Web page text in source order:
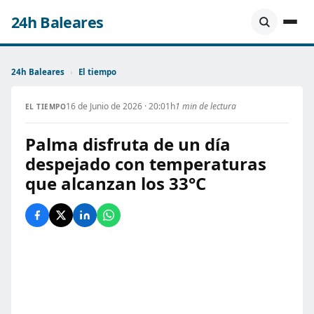
24h Baleares
24h Baleares › El tiempo
EL TIEMPO16 de Junio de 2026 · 20:01h1 min de lectura
Palma disfruta de un día
despejado con temperaturas
que alcanzan los 33°C